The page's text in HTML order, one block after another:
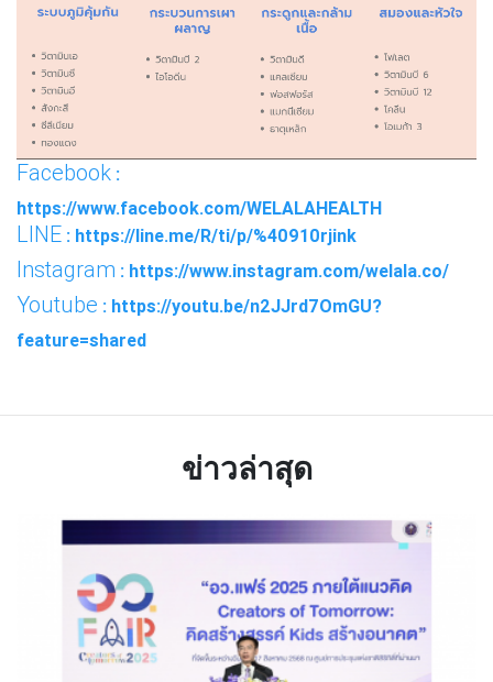
Facebook :
https://www.facebook.com/WELALAHEALTH
LINE : https://line.me/R/ti/p/%40910rjink
Instagram : https://www.instagram.com/welala.co/
Youtube : https://youtu.be/n2JJrd7OmGU?
feature=shared
ข่าวล่าสุด